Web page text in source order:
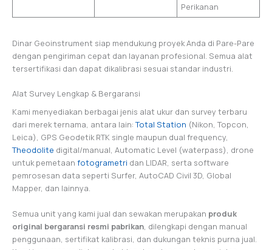
Perikanan
Dinar Geoinstrument siap mendukung proyek Anda di Pare-Pare
dengan pengiriman cepat dan layanan profesional. Semua alat
tersertifikasi dan dapat dikalibrasi sesuai standar industri.
Alat Survey Lengkap & Bergaransi
Kami menyediakan berbagai jenis alat ukur dan survey terbaru
dari merek ternama, antara lain:Total Station (Nikon, Topcon,
Leica), GPS Geodetik RTK single maupun dual frequency,
Theodolite digital/manual, Automatic Level (waterpass), drone
untuk pemetaan fotogrametri dan LIDAR, serta software
pemrosesan data seperti Surfer, AutoCAD Civil 3D, Global
Mapper, dan lainnya.
Semua unit yang kami jual dan sewakan merupakan produk
original bergaransi resmi pabrikan, dilengkapi dengan manual
penggunaan, sertifikat kalibrasi, dan dukungan teknis purna jual.